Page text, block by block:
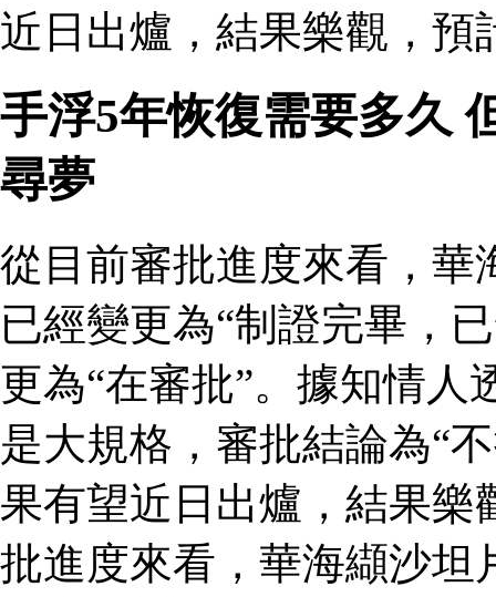
近日出爐，結果樂觀，預
手浮5年恢復需要多久
尋夢
從目前審批進度來看，華
已經變更為“制證完畢，
更為“在審批”。據知情
是大規格，審批結論為“
果有望近日出爐，結果樂
批進度來看，華海纈沙坦